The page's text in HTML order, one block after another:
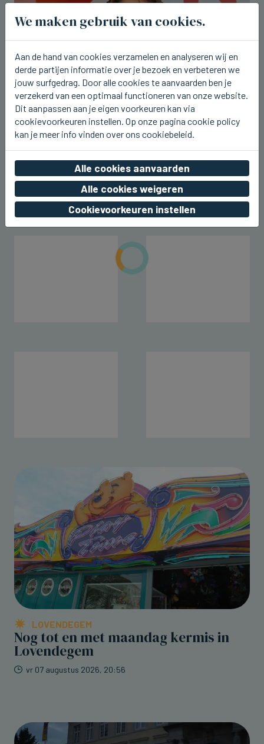
BLANKENBERGE
Gene Thomas was vanavond te gast
bij Radio 2 aan Zee in Blankenberge
vr 07 augustus 2026, 21:39
LOVENDEGEM
Nog tot en met maandag kermis in
Lovendegem
vr 07 augustus 2026, 20:56
We maken gebruik van cookies.
Aan de hand van cookies verzamelen en analyseren wij en
derde partijen informatie over je bezoek en verbeteren we
jouw surfgedrag. Door alle cookies te aanvaarden ben je
verzekerd van een optimaal functioneren van onze website.
Dit aanpassen aan je eigen voorkeuren kan via
cookievoorkeuren instellen. Op onze pagina cookie policy
kan je meer info vinden over ons cookiebeleid.
Alle cookies aanvaarden
Alle cookies weigeren
Cookievoorkeuren instellen